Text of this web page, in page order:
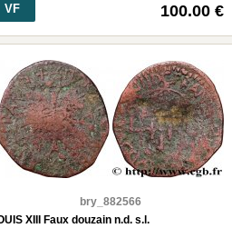
VF 100.00 €
bry_882566
XIII Faux douzain n.d. s.l.